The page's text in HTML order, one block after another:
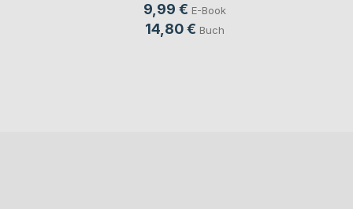
9,99 € E-Book
14,80 € Buch